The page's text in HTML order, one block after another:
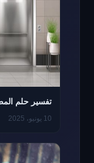
تفسير حلم
10 يونيو، 2025